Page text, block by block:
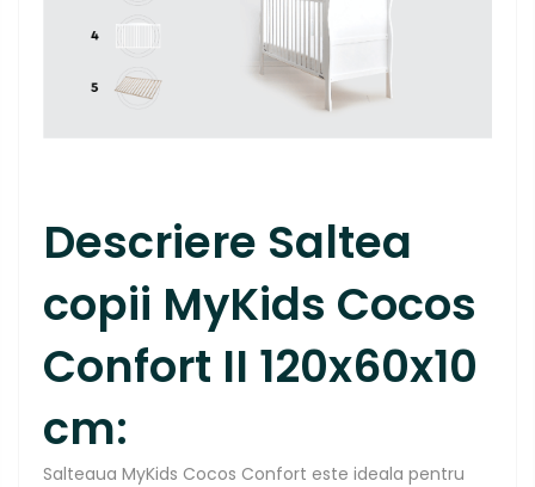
Descriere Saltea
copii MyKids Cocos
Confort II 120x60x10
cm:
Salteaua MyKids Cocos Confort este ideala pentru